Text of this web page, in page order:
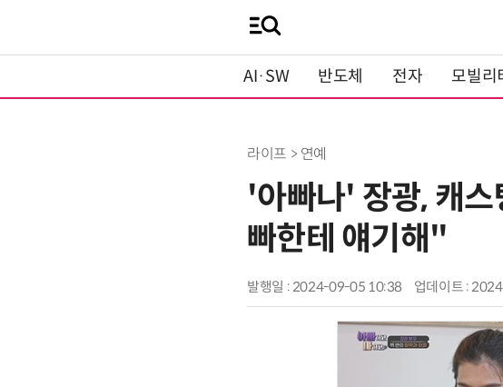
AI·SW 반도체 전자 모빌리
라이프 > 연예
'아빠나' 장광, 캐
빠한테 얘기해"
발행일 : 2024-09-05 10:38 업데이트 :